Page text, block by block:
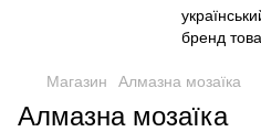
Магазин Алмазна мозаїка
Алмазна мозаїка